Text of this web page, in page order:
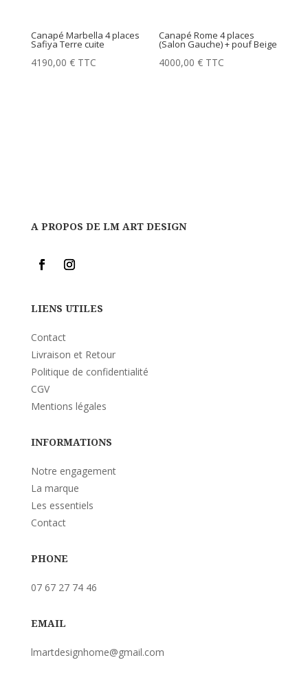
Canapé Marbella 4 places
Safiya Terre cuite
4190,00 € TTC
Canapé Rome 4 places
(Salon Gauche) + pouf Beige
4000,00€ TTC
A PROPOS DE LM ART DESIGN
LIENS UTILES
Contact
Livraison et Retour
Politique de confidentialité
CGV
Mentions légales
INFORMATIONS
Notre engagement
La marque
Les essentiels
Contact
PHONE
07 67 27 74 46
EMAIL
lmartdesignhome@gmail.com